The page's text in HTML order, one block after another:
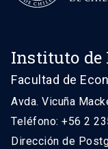
Instituto de
Facultad de
Avda. Vicuña
Teléfono: +56 2
Dirección de